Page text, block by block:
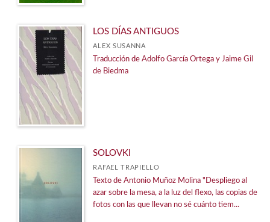
LOS DÍAS ANTIGUOS
ALEX SUSANNA
Traducción de Adolfo García Ortega y Jaime Gil
de Biedma
SOLOVKI
RAFAEL TRAPIELLO
Texto de Antonio Muñoz Molina "Despliego al
azar sobre la mesa, a la luz del flexo, las copias de
fotos con las que llevan no sé cuánto tiem...